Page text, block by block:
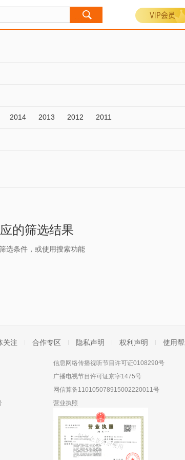
2014 2013 2012 2011
的筛选结果
选条件，或使用搜索功能
关注 合作专区 隐私声明 权利声明 使用
信息网络传播视听节目许可证0108290号
广播电视节目许可证京字1475号
网信算备110105078915002220011号
营业执照